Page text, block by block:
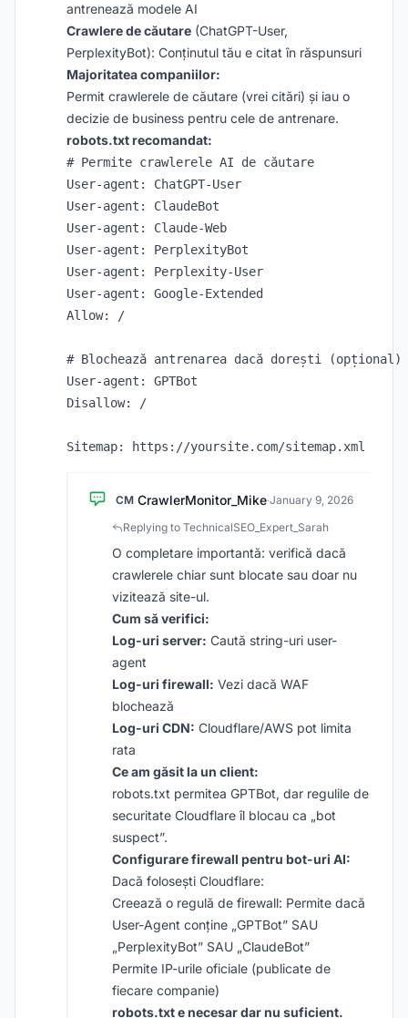
antrenează modele AI
Crawlere de căutare (ChatGPT-User,
PerplexityBot): Conținutul tău e citat în răspunsuri
Majoritatea companiilor:
Permit crawlerele de căutare (vrei citări) și iau o
decizie de business pentru cele de antrenare.
robots.txt recomandat:
# Permite crawlerele AI de căutare
User-agent: ChatGPT-User
User-agent: ClaudeBot
User-agent: Claude-Web
User-agent: PerplexityBot
User-agent: Perplexity-User
User-agent: Google-Extended
Allow: /
# Blochează antrenarea dacă dorești (opțional)
User-agent: GPTBot
Disallow: /
CM CrawlerMonitor_Mike·January 9, 2026
Replying to TechnicalSEO_Expert_Sarah
O completare importantă: verifică dacă
crawlerele chiar sunt blocate sau doar nu
vizitează site-ul.
Cum să verifici:
Log-uri server: Caută string-uri user-
agent
Log-uri firewall: Vezi dacă WAF
blochează
Log-uri CDN: Cloudflare/AWS pot limita
rata
Ce am găsit la un client:
robots.txt permitea GPTBot, dar regulile de
securitate Cloudflare îl blocau ca „bot
suspect”.
Configurare firewall pentru bot-uri AI:
Dacă folosești Cloudflare:
Creează o regulă de firewall: Permite dacă
User-Agent conține „GPTBot” SAU
„PerplexityBot” SAU „ClaudeBot”
Permite IP-urile oficiale (publicate de
fiecare companie)
robots.txt e necesar dar nu suficient.